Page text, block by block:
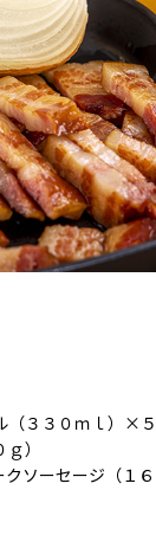
（３３０ｍｌ）×５
）
クソーセージ（１